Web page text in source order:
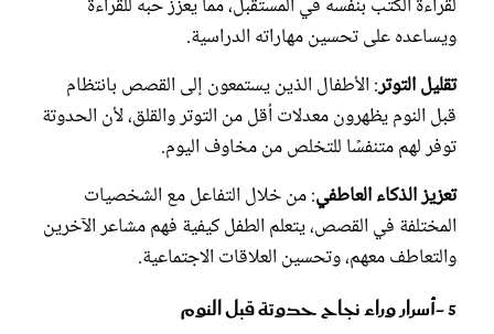
ويساعده على تحسين مهاراته الدراسية.
تقليل التوتر: الأطفال الذين يستمعون إلى القصص بانتظام
قبل النوم يظهرون معدلات أقل من التوتر والقلق، لأن الحدوتة
توفر لهم متنفسًا للتخلص من مخاوف اليوم.
تعزيز الذكاء العاطفي: من خلال التفاعل مع الشخصيات
المختلفة في القصص، يتعلم الطفل كيفية فهم مشاعر الآخرين
والتعاطف معهم، وتحسين العلاقات الاجتماعية.
5 -أسرار وراء نجاح حدوتة قبل النوم